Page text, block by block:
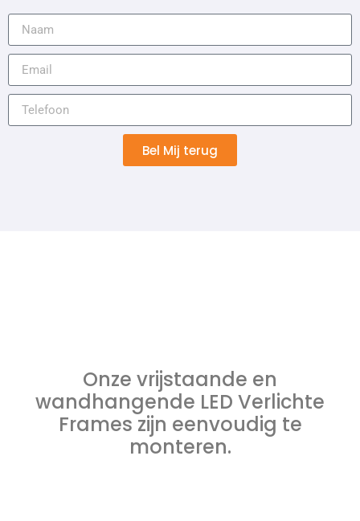
Bel Mij terug
Onze vrijstaande en
wandhangende LED Verlichte
Frames zijn eenvoudig te
monteren.